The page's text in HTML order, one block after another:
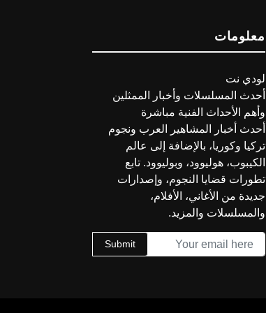
معلومات
لودي نت
أحدث المسلسلات وأخبار الممثلين
وأهم الأحداث الفنية مباشرة
أحدث أخبار المشاهير العرب ونجوم
تركيا وكوريا، بالإضافة إلى عالم
الكيبوب، هوليوود، وبوليوود. تابع
تطورات قضايا النجوم، وإصدارات
جديدة من الأغاني، الأفلام،
والمسلسلات والمزيد.
Submit